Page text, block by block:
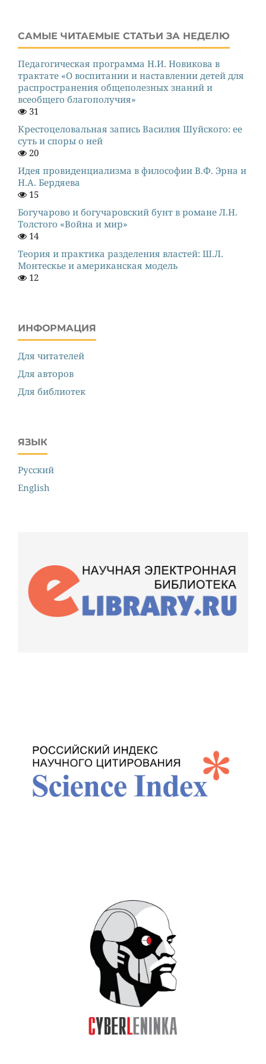
САМЫЕ ЧИТАЕМЫЕ СТАТЬИ ЗА НЕДЕЛЮ
Педагогическая программа Н.И. Новикова в
трактате «О воспитании и наставлении детей для
распространения общеполезных знаний и
всеобщего благополучия»
31
Крестоцеловальная запись Василия Шуйского: ее
суть и споры о ней
20
Идея провиденциализма в философии В.Ф. Эрна и
Н.А. Бердяева
15
Богучарово и богучаровский бунт в романе Л.Н.
Толстого «Война и мир»
14
Теория и практика разделения властей: Ш.Л.
Монтескье и американская модель
12
ИНФОРМАЦИЯ
Для читателей
Для авторов
Для библиотек
ЯЗЫК
Русский
English